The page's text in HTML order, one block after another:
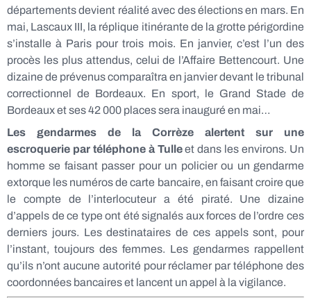
départements devient réalité avec des élections en mars. En
mai, Lascaux III, la réplique itinérante de la grotte périgordine
s’installe à Paris pour trois mois. En janvier, c’est l’un des
procès les plus attendus, celui de l’Affaire Bettencourt. Une
dizaine de prévenus comparaîtra en janvier devant le tribunal
correctionnel de Bordeaux. En sport, le Grand Stade de
Bordeaux et ses 42 000 places sera inauguré en mai…
Les gendarmes de la Corrèze alertent sur une
escroquerie par téléphone à Tulleet dans les environs. Un
homme se faisant passer pour un policier ou un gendarme
extorque les numéros de carte bancaire, en faisant croire que
le compte de l’interlocuteur a été piraté. Une dizaine
d’appels de ce type ont été signalés aux forces de l’ordre ces
derniers jours. Les destinataires de ces appels sont, pour
l’instant, toujours des femmes. Les gendarmes rappellent
qu’ils n’ont aucune autorité pour réclamer par téléphone des
coordonnées bancaires et lancent un appel à la vigilance.